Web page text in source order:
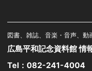
図書、雑誌、音楽・音声、動
広島平和記念資料館 情
Tel： 082-241-4004